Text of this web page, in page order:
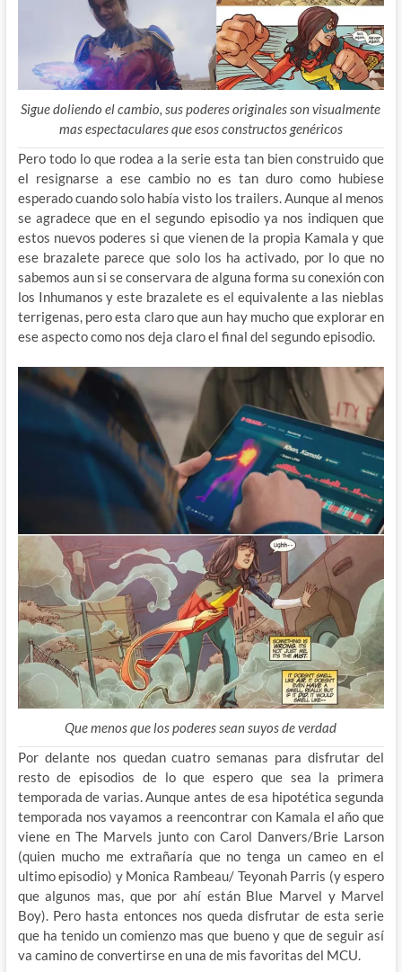
Sigue doliendo el cambio, sus poderes originales son visualmente
mas espectaculares que esos constructos genéricos
Pero todo lo que rodea a la serie esta tan bien construido que
el resignarse a ese cambio no es tan duro como hubiese
esperado cuando solo había visto los trailers. Aunque al menos
se agradece que en el segundo episodio ya nos indiquen que
estos nuevos poderes si que vienen de la propia Kamala y que
ese brazalete parece que solo los ha activado, por lo que no
sabemos aun si se conservara de alguna forma su conexión con
los Inhumanos y este brazalete es el equivalente a las nieblas
terrigenas, pero esta claro que aun hay mucho que explorar en
ese aspecto como nos deja claro el final del segundo episodio.
Que menos que los poderes sean suyos de verdad
Por delante nos quedan cuatro semanas para disfrutar del
resto de episodios de lo que espero que sea la primera
temporada de varias. Aunque antes de esa hipotética segunda
temporada nos vayamos a reencontrar con Kamala el año que
viene en The Marvels junto con Carol Danvers/Brie Larson
(quien mucho me extrañaría que no tenga un cameo en el
ultimo episodio) y Monica Rambeau/ Teyonah Parris (y espero
que algunos mas, que por ahí están Blue Marvel y Marvel
Boy). Pero hasta entonces nos queda disfrutar de esta serie
que ha tenido un comienzo mas que bueno y que de seguir así
va camino de convertirse en una de mis favoritas del MCU.